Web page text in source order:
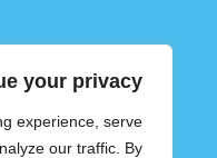
your privacy
experience, serve
our traffic. By
צימרים ומלונות